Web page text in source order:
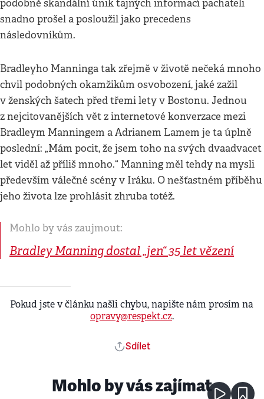
podobně skandální únik tajných informací pachateli
snadno prošel a posloužil jako precedens
následovníkům.
Bradleyho Manninga tak zřejmě v životě nečeká mnoho
chvil podobných okamžikům osvobození, jaké zažil
v ženských šatech před třemi lety v Bostonu. Jednou
z nejcitovanějších vět z internetové konverzace mezi
Bradleym Manningem a Adrianem Lamem je ta úplně
poslední: „Mám pocit, že jsem toho na svých dvaadvacet
let viděl až příliš mnoho.“ Manning měl tehdy na mysli
především válečné scény v Iráku. O nešťastném příběhu
jeho života lze prohlásit zhruba totéž.
Mohlo by vás zaujmout:
Bradley Manning dostal „jen“ 35 let vězení
Pokud jste v článku našli chybu, napište nám prosím na
opravy@respekt.cz.
Sdílet
Mohlo by vás zajímat